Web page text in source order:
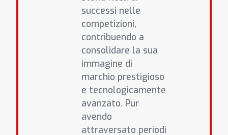
successi nelle
competizioni,
contribuendo a
consolidare la sua
immagine di
marchio prestigioso
e tecnologicamente
avanzato. Pur
avendo
attraversato periodi